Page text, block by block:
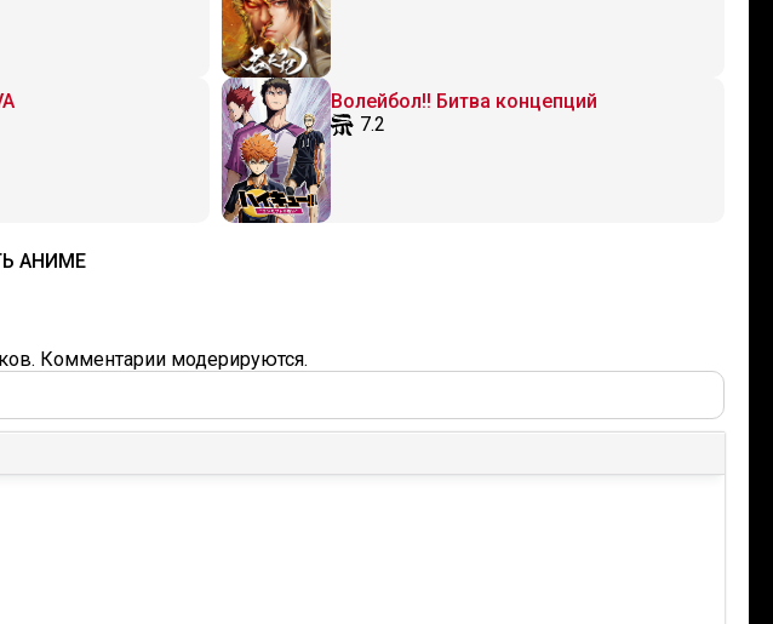
Волейбол!! Битва концепций
7.2
АНИМЕ
Комментарии модерируются.